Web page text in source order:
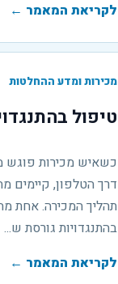
לקריאת המאמר ←
מכירות ומדע ההחלטות
טיפול
כשאיש מכירות
דרך הטלפון, קיימים
תהליך המכירה. אחת
בהתנגדויות גורסת ש...
לקריאת המאמר ←